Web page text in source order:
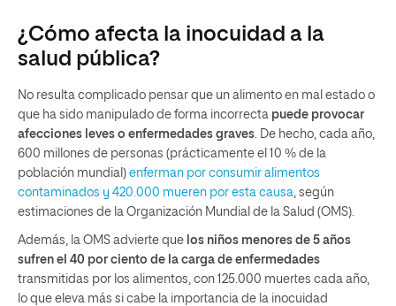
¿Cómo afecta la inocuidad a la
salud pública?
No resulta complicado pensar que un alimento en mal estado o
que ha sido manipulado de forma incorrecta puede provocar
afecciones leves o enfermedades graves . De hecho, cada año,
600 millones de personas (prácticamente el 10 % de la
población mundial) enferman por consumir alimentos
contaminados y 420.000 mueren por esta causa , según
estimaciones de la Organización Mundial de la Salud (OMS).
Además, la OMS advierte que los niños menores de 5 años
sufren el 40 por ciento de la carga de enfermedades
transmitidas por los alimentos, con 125.000 muertes cada año,
lo que eleva más si cabe la importancia de la inocuidad